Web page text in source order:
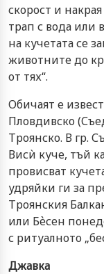
скорост и
трап с вода или
на кучетата се
животните до
от тях“.
Обичаят е
Пловдивско
Троянско. В гр.
Висѝ куче, тъй
провисват
удряйки ги за
Троянския
или Бѐсен
с ритуалното
Джавка